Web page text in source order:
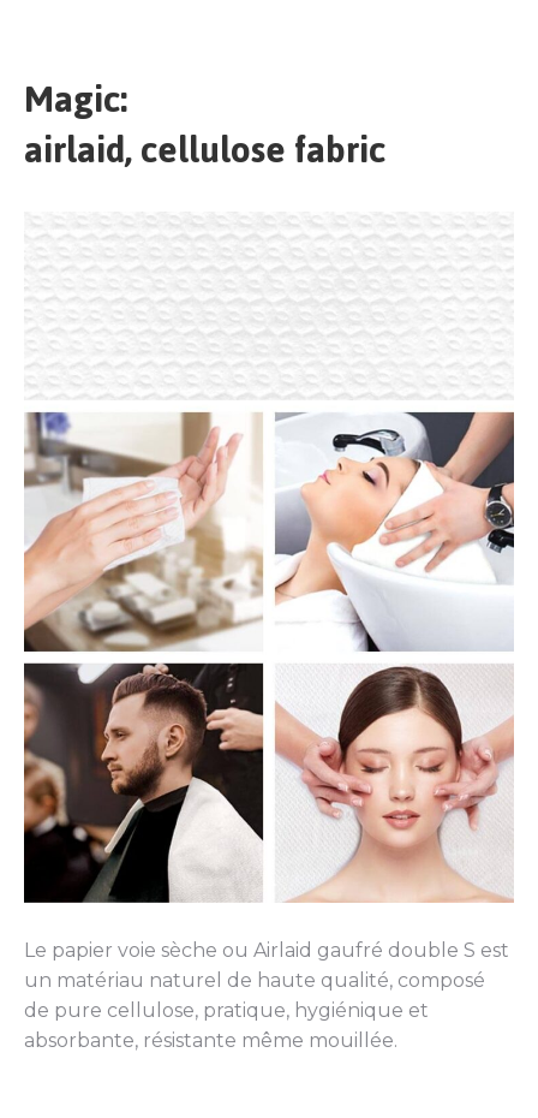
Magic:
airlaid, cellulose fabric
Le papier voie sèche ou Airlaid gaufré double S est
un matériau naturel de haute qualité, composé
de pure cellulose, pratique, hygiénique et
absorbante, résistante même mouillée.